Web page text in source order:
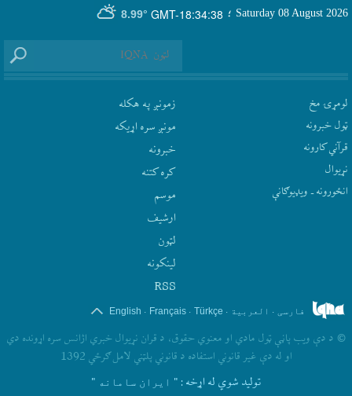
GMT-18:34:38
8.99° Saturday 08 August 2026 ؛
لومړۍ مخ
ټول خبرونه
قرآني کارونه
نړيوال
انځورونه ـ ویډیوګانې
زمونږ په هکله
مونږ سره اړيکه
‫خبرونه
کره کتنه
موسم
ارشيف
لټون
لينکونه
RSS
فارسی . العربیة .
Türkçe
.
Français
.
English
© د دې ويب پاڼې ټول مادي او معنوي حقوق، د قران نړيوال خبري اژانس سره اړونده دي
او له دې غير قانوني استفاده د قانوني پلټني لامل ګرځي 1392
تولید شوي له اړخه : " ایران سامانه "